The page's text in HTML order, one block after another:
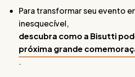
Para transformar seu evento
inesquecível,
descubra como a Bisutti
próxima grande
.